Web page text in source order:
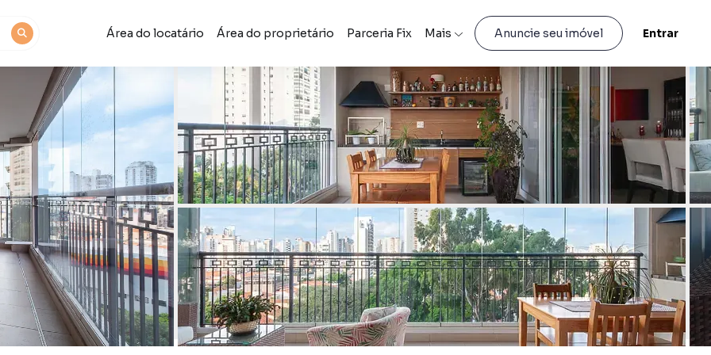
Área do locatário Área do proprietário Parceria Fix Mais Anuncie seu imóvel Entrar